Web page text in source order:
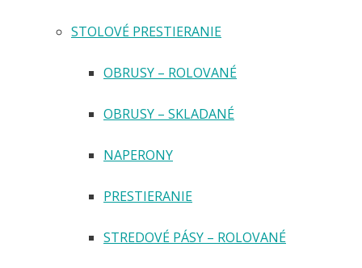
STOLOVÉ PRESTIERANIE
OBRUSY – ROLOVANÉ
OBRUSY – SKLADANÉ
NAPERONY
PRESTIERANIE
STREDOVÉ PÁSY – ROLOVANÉ